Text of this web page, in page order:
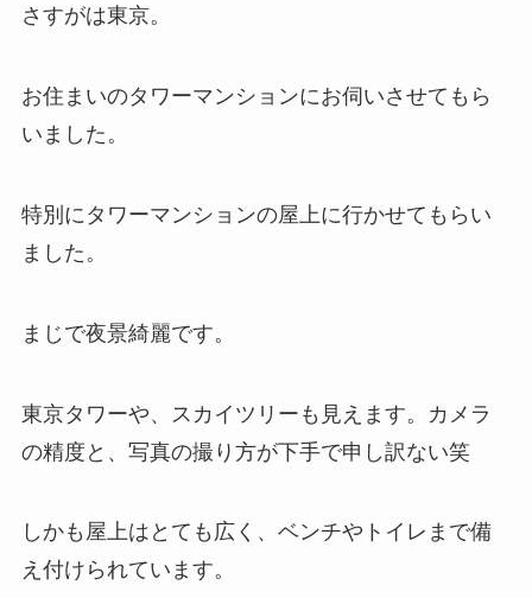
さすがは東京。
お住まいのタワーマンションにお伺いさせてもら
いました。
特別にタワーマンションの屋上に行かせてもらい
ました。
まじで夜景綺麗です。
東京タワーや、スカイツリーも見えます。カメラ
の精度と、写真の撮り方が下手で申し訳ない笑
しかも屋上はとても広く、ベンチやトイレまで備
え付けられています。